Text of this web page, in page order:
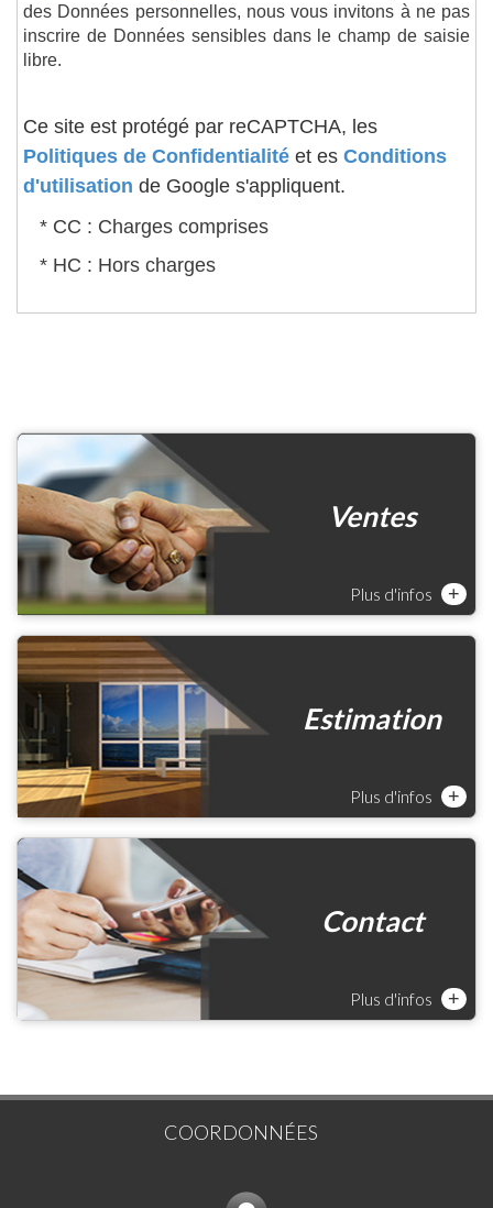
des Données personnelles, nous vous invitons à ne pas
inscrire de Données sensibles dans le champ de saisie
libre.
Ce site est protégé par reCAPTCHA, les
Politiques de Confidentialité et es Conditions
d'utilisation de Google s'appliquent.
* CC : Charges comprises
* HC : Hors charges
Ventes
Plus d'infos +
Estimation
Plus d'infos +
Contact
Plus d'infos +
COORDONNÉES